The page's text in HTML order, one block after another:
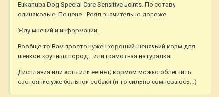
Eukanuba Dog Special Care Sensitive Joints. По сотаву
одинаковые. По цене - Роял значительно дороже.
Жду мнений и информации.
Вообще-то Вам просто нужен хороший щенячьий корм для
щенков крупных пород....или грамотная натуралка
Дисплазия или есть или ее нет; кормом можно облегчить
состояние уже больной собаки (и то сильно сомневаюсь...)